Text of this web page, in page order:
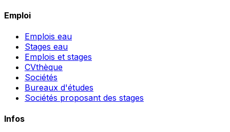
Emploi
Emplois eau
Stages eau
Emplois et stages
CVthèque
Sociétés
Bureaux d'études
Sociétés proposant des stages
Infos